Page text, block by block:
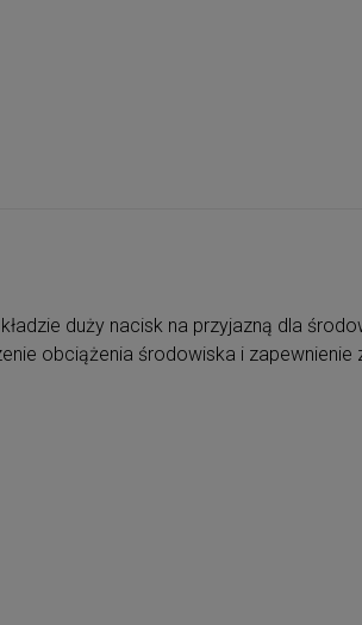
duży nacisk na przyjazną dla
obciążenia środowiska i zapewnienie